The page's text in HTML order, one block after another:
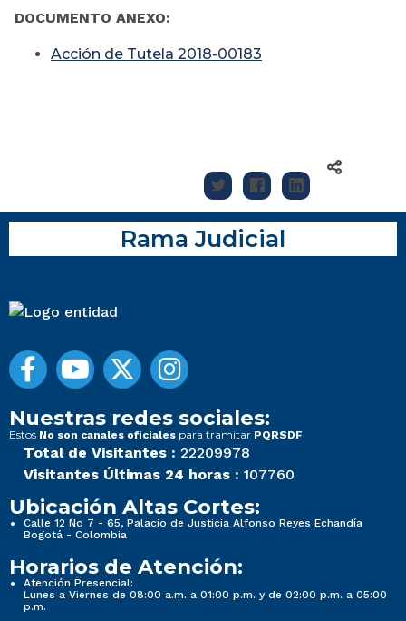
DOCUMENTO ANEXO:
Acción de Tutela 2018-00183
Rama Judicial
Nuestras redes sociales:
Estos No son canales oficiales para tramitar PQRSDF
Total de Visitantes : 22209978
Visitantes Últimas 24 horas : 107760
Ubicación Altas Cortes:
Calle 12 No 7 - 65, Palacio de Justicia Alfonso Reyes Echandía
Bogotá - Colombia
Horarios de Atención:
Atención Presencial:
Lunes a Viernes de 08:00 a.m. a 01:00 p.m. y de 02:00 p.m. a 05:00
p.m.